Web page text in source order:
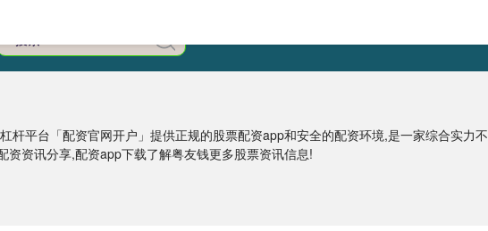
杆平台「配资官网开户」提供正规的股票配资app和安全的配资环境,是一家综合实力不
资资讯分享,配资app下载了解粤友钱更多股票资讯信息!